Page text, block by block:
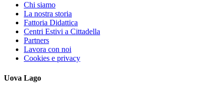
Chi siamo
La nostra storia
Fattoria Didattica
Centri Estivi a Cittadella
Partners
Lavora con noi
Cookies e privacy
Uova Lago